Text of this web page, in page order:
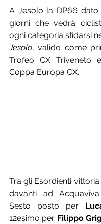
A Jesolo la DP66
giorni che vedrà
ogni categoria sfidarsi
Jesolo, valido come
Trofeo CX Triveneto
Coppa Europa CX.
Tra gli Esordienti
davanti ad
Sesto posto per
12esimo per Filippo